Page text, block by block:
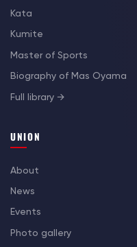
Kata
Kumite
Master of Sports
Biography of Mas Oyama
Full library →
UNION
About
News
Events
Photo gallery